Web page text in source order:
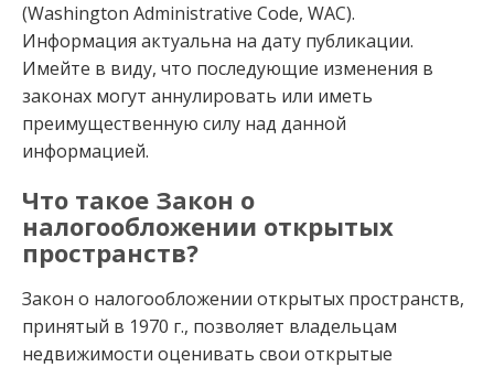
(Washington Administrative Code, WAC).
Информация актуальна на дату публикации.
Имейте в виду, что последующие изменения в
законах могут аннулировать или иметь
преимущественную силу над данной
информацией.
Что такое Закон о
налогообложении открытых
пространств?
Закон о налогообложении открытых пространств,
принятый в 1970 г., позволяет владельцам
недвижимости оценивать свои открытые